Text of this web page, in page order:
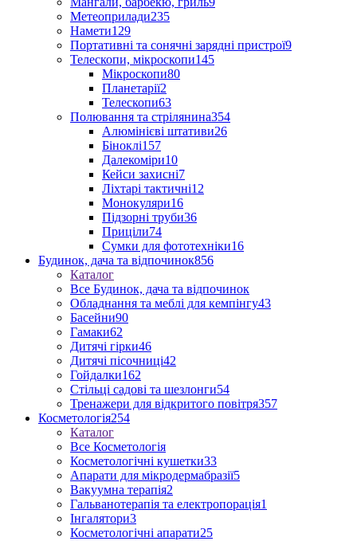
Метеоприлади235
Намети129
Портативні та сонячні зарядні пристрої9
Телескопи, мікроскопи145
Мікроскопи80
Планетарії2
Телескопи63
Полювання та стрілянина354
Алюмінієві штативи26
Біноклі157
Далекоміри10
Кейси захисні7
Ліхтарі тактичні12
Монокуляри16
Підзорні труби36
Приціли74
Сумки для фототехніки16
Будинок, дача та відпочинок856
Каталог
Все Будинок, дача та відпочинок
Обладнання та меблі для кемпінгу43
Басейни90
Гамаки62
Дитячі гірки46
Дитячі пісочниці42
Гойдалки162
Стільці садові та шезлонги54
Тренажери для відкритого повітря357
Косметологія254
Каталог
Все Косметологія
Косметологічні кушетки33
Апарати для мікродермабразії5
Вакуумна терапія2
Гальванотерапія та електропорація1
Інгалятори3
Косметологічні апарати25